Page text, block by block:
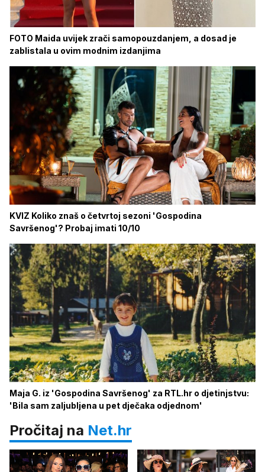
FOTO Maida uvijek zrači samopouzdanjem, a dosad je
zablistala u ovim modnim izdanjima
KVIZ Koliko znaš o četvrtoj sezoni 'Gospodina
Savršenog'? Probaj imati 10/10
Maja G. iz 'Gospodina Savršenog' za RTL.hr o djetinjstvu:
'Bila sam zaljubljena u pet dječaka odjednom'
Pročitaj na Net.hr